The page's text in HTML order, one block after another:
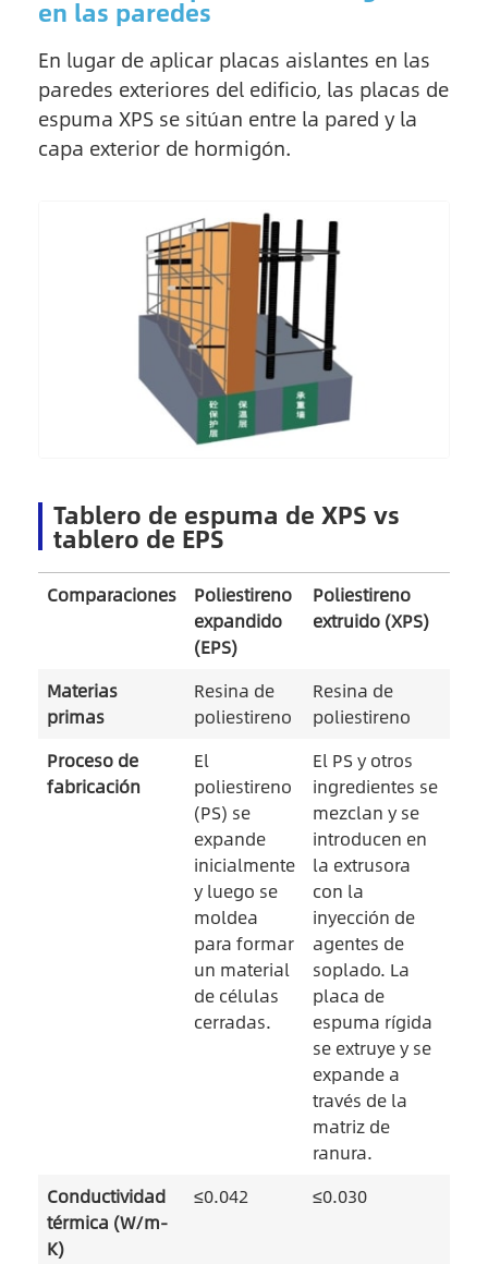
en las paredes
En lugar de aplicar placas aislantes en las
paredes exteriores del edificio, las placas de
espuma XPS se sitúan entre la pared y la
capa exterior de hormigón.
Tablero de espuma de XPS vs
tablero de EPS
Comparaciones
Poliestireno
expandido
(EPS)
Poliestireno
extruido (XPS)
Materias
primas
Resina de
poliestireno
Resina de
poliestireno
Proceso de
fabricación
El
poliestireno
(PS) se
expande
inicialmente
y luego se
moldea
para formar
un material
de células
cerradas.
El PS y otros
ingredientes se
mezclan y se
introducen en
la extrusora
con la
inyección de
agentes de
soplado. La
placa de
espuma rígida
se extruye y se
expande a
través de la
matriz de
ranura.
Conductividad
térmica (W/m-
K)
≤0.042 ≤0.030